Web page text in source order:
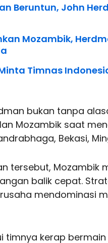
Beruntun, John
Mozambik,
Timnas
bukan tanpa
Mozambik saat
Bekasi,
tersebut, Mozambik
balik cepat.
mendominasi
timnya kerap